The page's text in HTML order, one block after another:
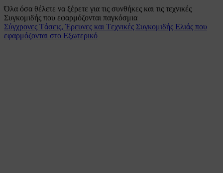
Όλα όσα θέλετε να ξέρετε για τις συνθήκες και τις τεχνικές
Συγκομιδής που εφαρμόζονται παγκόσμια
Σύγχρονες Tάσεις, Έρευνες και Tεχνικές Συγκομιδής Ελιάς που
εφαρμόζονται στο Εξωτερικό